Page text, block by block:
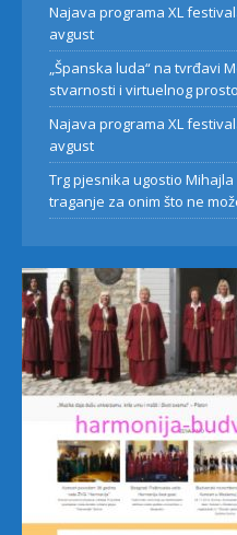
Najava programa XL
avgust
„Španska luda“ na tvrđavi
stvarnosti i virtuelnog
Najava programa XL
avgust
Trg pjesnika ugostio
traganje za onim što ne